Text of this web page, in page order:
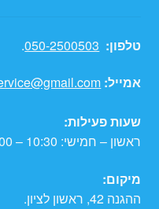
טלפון: 050-2500503
.
אמייל:
שעות פעילות:
ראשון – חמישי: 10:30 – 17:00.
מיקום:
ההגנה 42, ראשון לציון.